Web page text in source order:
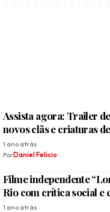
Assista agora: Trailer
novos clãs e criaturas
1 ano atrás
PorDaniel Felicio
Filme independente
Rio com crítica social e
1 ano atrás